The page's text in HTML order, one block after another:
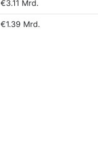
€3.11 Mrd.
€1.39 Mrd.